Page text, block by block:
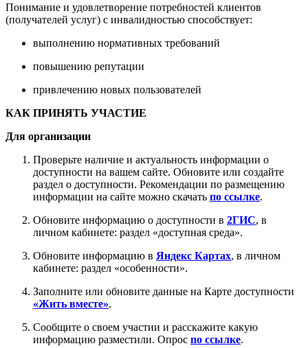
Понимание и удовлетворение потребностей клиентов
(получателей услуг) с инвалидностью способствует:
выполнению нормативных требований
повышению репутации
привлечению новых пользователей
КАК ПРИНЯТЬ УЧАСТИЕ
Для организации
Проверьте наличие и актуальность информации о
доступности на вашем сайте. Обновите или создайте
раздел о доступности. Рекомендации по размещению
информации на сайте можно скачать по ссылке.
Обновите информацию о доступности в 2ГИС, в
личном кабинете: раздел «доступная среда».
Обновите информацию в Яндекс Картах, в личном
кабинете: раздел «особенности».
Заполните или обновите данные на Карте доступности
«Жить вместе».
Сообщите о своем участии и расскажите какую
информацию разместили. Опрос по ссылке.